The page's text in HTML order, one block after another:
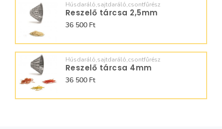
Húsdaráló,sajtdaráló,csontfűrész
Reszelő tárcsa 2,5mm
36 500 Ft
Húsdaráló,sajtdaráló,csontfűrész
Reszelő tárcsa 4mm
36 500 Ft